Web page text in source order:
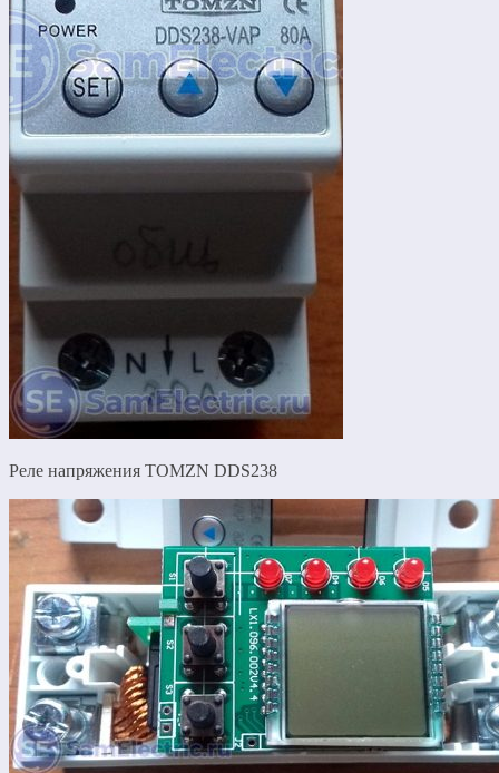
Реле напряжения TOMZN DDS238